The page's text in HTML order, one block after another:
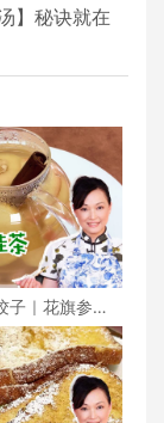
】秘诀就在
子｜花旗参苹
补气越喝越上